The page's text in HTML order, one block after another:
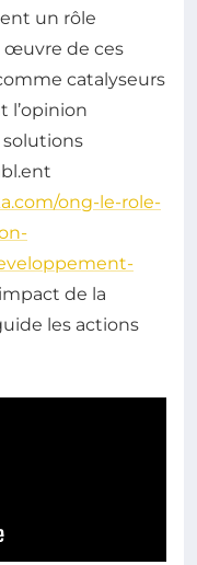
un rôle
œuvre de ces
catalyseurs
l’opinion
ong-le-role-
de la
les actions